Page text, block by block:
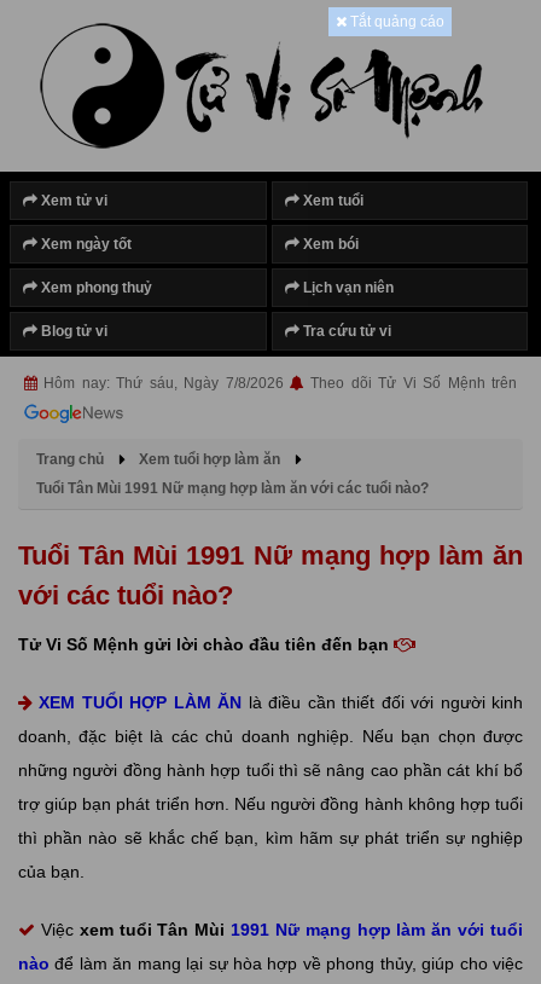
Xem tử vi Xem tuổi
Xem ngày tốt Xem bói
Xem phong thuỷ Lịch vạn niên
Blog tử vi Tra cứu tử vi
Hôm nay: Thứ sáu, Ngày 7/8/2026 Theo dõi Tử Vi Số Mệnh trên
Tắt quảng cáo
Trang chủ
Xem tuổi hợp làm ăn
Tuổi Tân Mùi 1991 Nữ mạng hợp làm ăn với các tuổi nào?
Tuổi Tân Mùi 1991 Nữ mạng hợp làm ăn
với các tuổi nào?
Tử Vi Số Mệnh gửi lời chào đầu tiên đến bạn
XEM TUỔI HỢP LÀM ĂN là điều cần thiết đối với người kinh
doanh, đặc biệt là các chủ doanh nghiệp. Nếu bạn chọn được
những người đồng hành hợp tuổi thì sẽ nâng cao phần cát khí bổ
trợ giúp bạn phát triển hơn. Nếu người đồng hành không hợp tuổi
thì phần nào sẽ khắc chế bạn, kìm hãm sự phát triển sự nghiệp
của bạn.
Việc xem tuổi Tân Mùi 1991 Nữ mạng hợp làm ăn với tuổi
nào để làm ăn mang lại sự hòa hợp về phong thủy, giúp cho việc